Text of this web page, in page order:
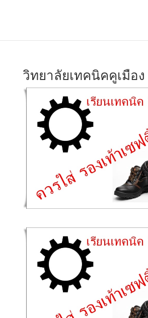
วิทยาลัยเทคนิคคูเมือง